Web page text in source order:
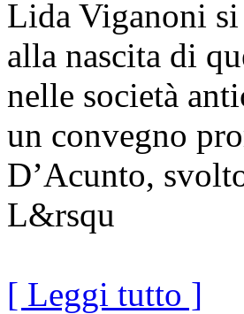
Lida Viganoni si
alla nascita di
nelle società
un convegno
D’Acunto,
L&rsqu
[ Leggi tutto ]